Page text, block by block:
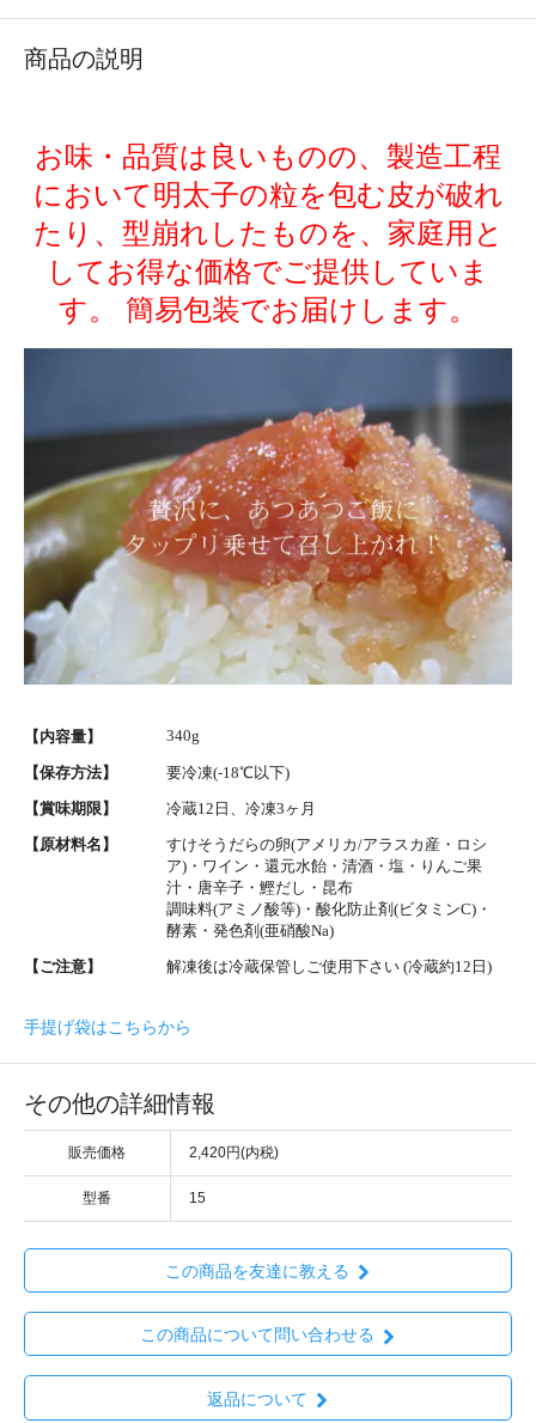
商品の説明
お味・品質は良いものの、製造工程
において明太子の粒を包む皮が破れ
たり、型崩れしたものを、家庭用と
してお得な価格でご提供していま
す。 簡易包装でお届けします。
【内容量】 340g
【保存方法】
要冷凍(-18℃以下)
【賞味期限】
冷蔵12日、冷凍3ヶ月
【原材料名】
すけそうだらの卵(アメリカ/アラスカ産・ロシ
ア)・ワイン・還元水飴・清酒・塩・りんご果
汁・唐辛子・鰹だし・昆布
調味料(アミノ酸等)・酸化防止剤(ビタミンC)・
酵素・発色剤(亜硝酸Na)
【ご注意】
解凍後は冷蔵保管しご使用下さい (冷蔵約12日)
手提げ袋はこちらから
その他の詳細情報
販売価格 2,420円(内税)
型番 15
この商品を友達に教える
この商品について問い合わせる
返品について